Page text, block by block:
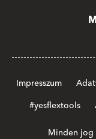
Impresszum
#yesflextools
Minden jog